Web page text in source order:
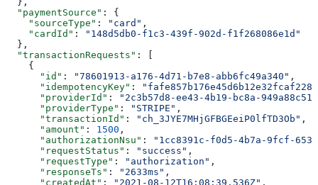
  "paymentSource"
: {
    "sourceType"
: "card" ,
    "cardId"
:
"148d5db0-f1c3-439f-902d-f1f268086e1d"
  },
  "transactionRequests"
: [
    {
      "id"
: "78601913-a176-4d71-b7e8-abb6fc49a340" ,
      "idempotencyKey"
:
      "providerId"
:
"2c3b57d8-ee43-4b19-bc8a-
      "providerType"
: "STRIPE" ,
      "transactionId"
: "ch_3JYE7MHjGFBGEeiP0lfTD3Ob" ,
      "amount"
: 1500 ,
      "authorizationNsu"
:
"1cc8391c-f0d5-4b7a-9fcf-
      "requestStatus"
: "success" ,
      "requestType"
: "authorization" ,
      "responseTs"
: "2633ms" ,
      "createdAt"
: "2021-08-12T16:08:39.536Z" ,